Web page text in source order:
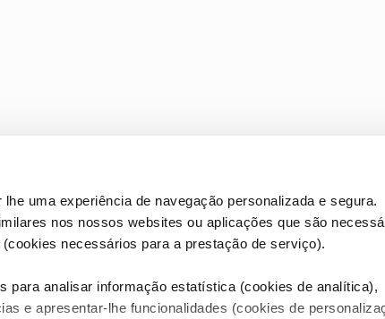
uma experiência de navegação personalizada e segura.
nos nossos websites ou aplicações que são
necessários para a prestação de serviço).
para analisar informação estatística (cookies de analítica),
e apresentar-lhe funcionalidades (cookies de